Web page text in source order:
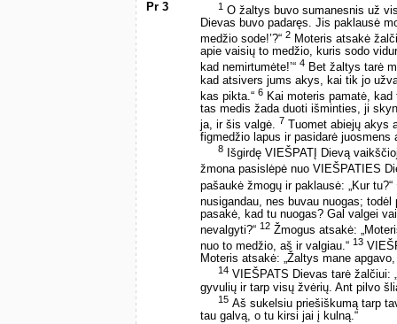
Pr 3 1 O žaltys buvo sumanesnis už
Dievas buvo padaręs. Jis paklausė
medžio sode!’?“ 2 Moteris atsakė
apie vaisių to medžio, kuris sodo
kad nemirtumėte!’“ 4 Bet žaltys tarė
kad atsivers jums akys, kai tik jo
kas pikta.“ 6 Kai moteris pamatė,
tas medis žada duoti išminties, ji
ja, ir šis valgė. 7 Tuomet abiejų akys
figmedžio lapus ir pasidarė juosmens
8 Išgirdę VIEŠPATĮ Dievą
žmona pasislėpė nuo VIEŠPATIES
pašaukė žmogų ir paklausė: „Kur tu?“
nusigandau, nes buvau nuogas; todėl
pasakė, kad tu nuogas? Gal valgei
nevalgyti?“ 12 Žmogus atsakė:
nuo to medžio, aš ir valgiau.“ 13
Moteris atsakė: „Žaltys mane
14 VIEŠPATS Dievas tarė žalčiui:
gyvulių ir tarp visų žvėrių. Ant pilvo
15 Aš sukelsiu priešiškumą tarp
tau galvą, o tu kirsi jai į kulną.“